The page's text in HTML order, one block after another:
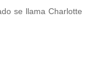
se llama Charlotte